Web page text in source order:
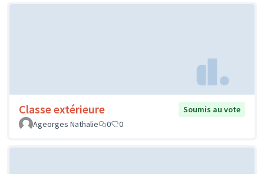
Classe extérieure
Soumis au vote
Ageorges Nathalie
0 0